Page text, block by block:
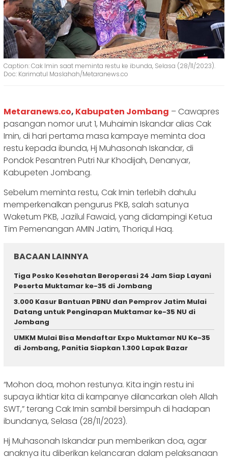
Caption: Cak Imin saat meminta restu ke ibunda, Selasa (28/11/2023).
Doc: Karimatul Maslahah/Metaranews.co
Metaranews.co, Kabupaten Jombang – Cawapres
pasangan nomor urut 1, Muhaimin Iskandar alias Cak
Imin, di hari pertama masa kampaye meminta doa
restu kepada ibunda, Hj Muhasonah Iskandar, di
Pondok Pesantren Putri Nur Khodijah, Denanyar,
Kabupeten Jombang.
Sebelum meminta restu, Cak Imin terlebih dahulu
memperkenalkan pengurus PKB, salah satunya
Waketum PKB, Jazilul Fawaid, yang didampingi Ketua
Tim Pemenangan AMIN Jatim, Thoriqul Haq.
BACAAN LAINNYA
Tiga Posko Kesehatan Beroperasi 24 Jam Siap Layani
Peserta Muktamar ke-35 di Jombang
3.000 Kasur Bantuan PBNU dan Pemprov Jatim Mulai
Datang untuk Penginapan Muktamar ke-35 NU di
Jombang
UMKM Mulai Bisa Mendaftar Expo Muktamar NU Ke-35
di Jombang, Panitia Siapkan 1.300 Lapak Bazar
“Mohon doa, mohon restunya. Kita ingin restu ini
supaya ikhtiar kita di kampanye dilancarkan oleh Allah
SWT,” terang Cak Imin sambil bersimpuh di hadapan
ibundanya, Selasa (28/11/2023).
Hj Muhasonah Iskandar pun memberikan doa, agar
anaknya itu diberikan kelancaran dalam pelaksanaan